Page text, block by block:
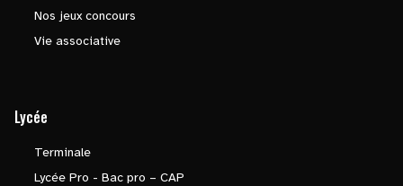
Nos jeux concours
Vie associative
Lycée
Terminale
Lycée Pro - Bac pro – CAP